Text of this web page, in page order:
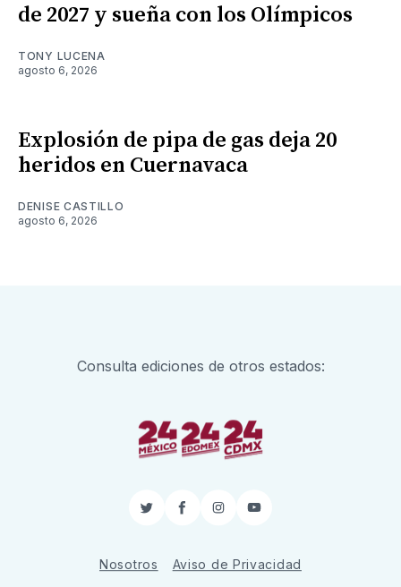
de 2027 y sueña con los Olímpicos
TONY LUCENA
agosto 6, 2026
Explosión de pipa de gas deja 20
heridos en Cuernavaca
DENISE CASTILLO
agosto 6, 2026
Consulta ediciones de otros estados:
TwitterFacebook
InstagramYouTube
Nosotros Aviso de Privacidad